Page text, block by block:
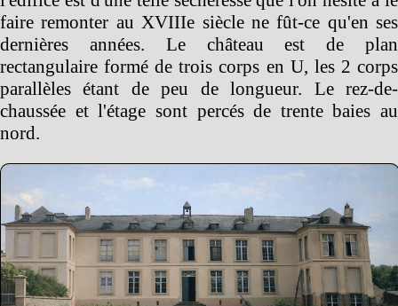
faire remonter au XVIIIe siècle ne fût-ce qu'en ses
dernières années. Le château est de plan
rectangulaire formé de trois corps en U, les 2 corps
parallèles étant de peu de longueur. Le rez-de-
chaussée et l'étage sont percés de trente baies au
nord.